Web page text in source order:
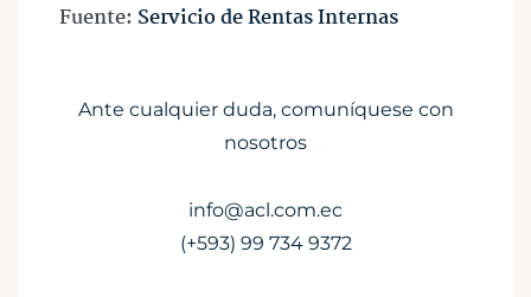
Fuente: Servicio de Rentas Internas
Ante cualquier duda, comuníquese con
nosotros
info@acl.com.ec
(+593) 99 734 9372